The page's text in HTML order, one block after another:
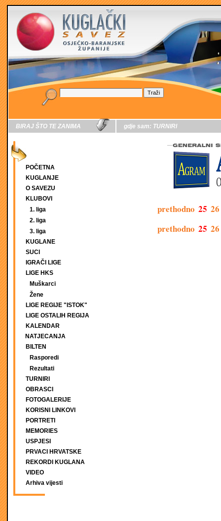
BIRAJ ŠTO TE ZANIMA
POČETNA
KUGLANJE
O SAVEZU
KLUBOVI
1. liga
2. liga
3. liga
KUGLANE
SUCI
IGRAČI LIGE
LIGE HKS
Muškarci
Žene
LIGE REGIJE "ISTOK"
LIGE OSTALIH REGIJA
KALENDAR
NATJECANJA
BILTEN
Rasporedi
Rezultati
TURNIRI
OBRASCI
FOTOGALERIJE
KORISNI LINKOVI
PORTRETI
MEMORIES
USPJESI
PRVACI HRVATSKE
REKORDI KUGLANA
VIDEO
Arhiva vijesti
gdje sam: TURNIRI
prethodno 25 26
prethodno 25 26